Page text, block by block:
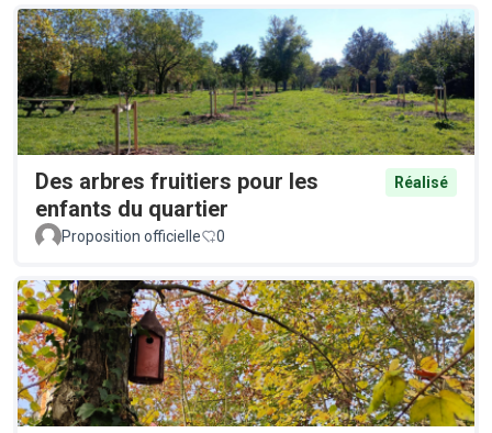
Des arbres fruitiers pour les
enfants du quartier
Réalisé
Proposition officielle 0